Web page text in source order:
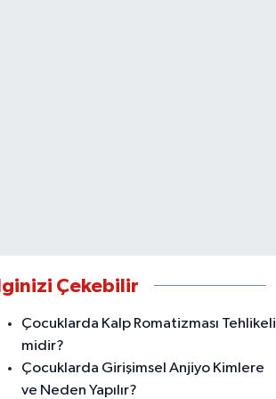
Çekebilir
Çocuklarda Kalp Romatizması Tehlikeli
midir?
Çocuklarda Girişimsel Anjiyo Kimlere
ve Neden Yapılır?